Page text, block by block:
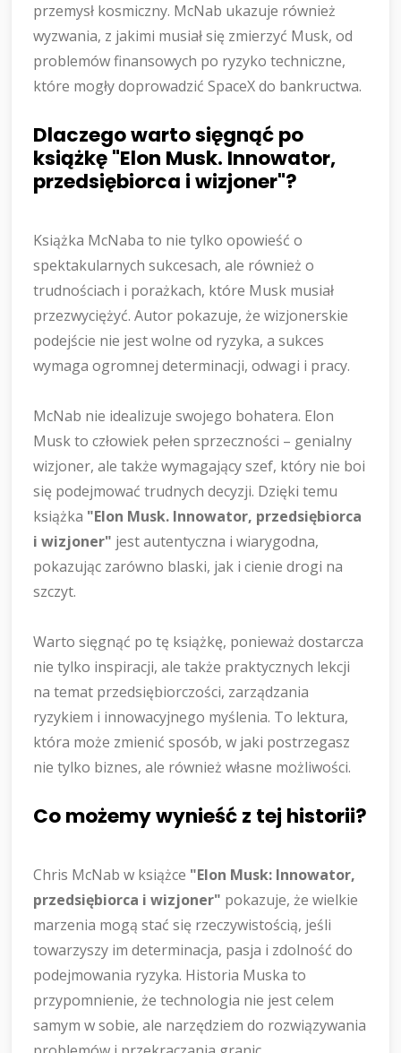
przemysł kosmiczny. McNab ukazuje również
wyzwania, z jakimi musiał się zmierzyć Musk, od
problemów finansowych po ryzyko techniczne,
które mogły doprowadzić SpaceX do bankructwa.
Dlaczego warto sięgnąć po
książkę "Elon Musk. Innowator,
przedsiębiorca i wizjoner"?
Książka McNaba to nie tylko opowieść o
spektakularnych sukcesach, ale również o
trudnościach i porażkach, które Musk musiał
przezwyciężyć. Autor pokazuje, że wizjonerskie
podejście nie jest wolne od ryzyka, a sukces
wymaga ogromnej determinacji, odwagi i pracy.
McNab nie idealizuje swojego bohatera. Elon
Musk to człowiek pełen sprzeczności – genialny
wizjoner, ale także wymagający szef, który nie boi
się podejmować trudnych decyzji. Dzięki temu
książka "Elon Musk. Innowator, przedsiębiorca
i wizjoner" jest autentyczna i wiarygodna,
pokazując zarówno blaski, jak i cienie drogi na
szczyt.
Warto sięgnąć po tę książkę, ponieważ dostarcza
nie tylko inspiracji, ale także praktycznych lekcji
na temat przedsiębiorczości, zarządzania
ryzykiem i innowacyjnego myślenia. To lektura,
która może zmienić sposób, w jaki postrzegasz
nie tylko biznes, ale również własne możliwości.
Co możemy wynieść z tej historii?
Chris McNab w książce "Elon Musk: Innowator,
przedsiębiorca i wizjoner" pokazuje, że wielkie
marzenia mogą stać się rzeczywistością, jeśli
towarzyszy im determinacja, pasja i zdolność do
podejmowania ryzyka. Historia Muska to
przypomnienie, że technologia nie jest celem
samym w sobie, ale narzędziem do rozwiązywania